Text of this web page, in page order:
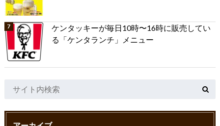
ケンタッキーが毎日10時〜16時に販売してい
る「ケンタランチ」メニュー